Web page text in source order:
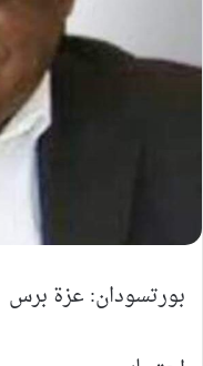
بورتسودان: عزة برس